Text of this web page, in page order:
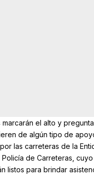
el alto y
de algún tipo de
las carreteras de la
de Carreteras,
listos para brindar